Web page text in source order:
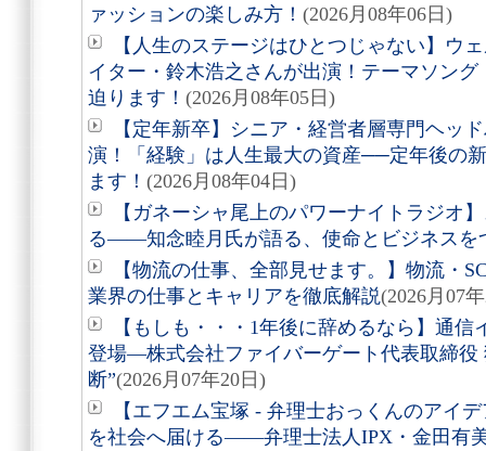
ァッションの楽しみ方！ (2026月08年06日)
【人生のステージはひとつじゃない】ウ
イター・鈴木浩之さんが出演！テーマソン
迫ります！ (2026月08年05日)
【定年新卒】シニア・経営者層専門ヘッ
演！「経験」は人生最大の資産──定年後の
ます！ (2026月08年04日)
【ガネーシャ尾上のパワーナイトラジオ
る――知念睦月氏が語る、使命とビジネスを
【物流の仕事、全部見せます。】物流・
業界の仕事とキャリアを徹底解説(2026月07
【もしも・・・1年後に辞めるなら】通
登場―株式会社ファイバーゲート代表取締役
断”(2026月07年20日)
【エフエム宝塚 - 弁理士おっくんのアイ
を社会へ届ける――弁理士法人IPX・金田有